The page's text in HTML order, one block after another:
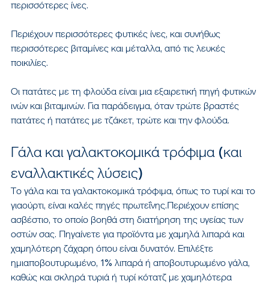
περισσότερες ίνες.
Περιέχουν περισσότερες φυτικές ίνες, και συνήθως
περισσότερες βιταμίνες και μέταλλα, από τις λευκές
ποικιλίες.
Οι πατάτες με τη φλούδα είναι μια εξαιρετική πηγή φυτικών
ινών και βιταμινών. Για παράδειγμα, όταν τρώτε βραστές
πατάτες ή πατάτες με τζάκετ, τρώτε και την φλούδα.
Γάλα και γαλακτοκομικά τρόφιμα (και
εναλλακτικές λύσεις)
Το γάλα και τα γαλακτοκομικά τρόφιμα, όπως το τυρί και το
γιαούρτι, είναι καλές πηγές πρωτεΐνης.Περιέχουν επίσης
ασβέστιο, το οποίο βοηθά στη διατήρηση της υγείας των
οστών σας. Πηγαίνετε για προϊόντα με χαμηλά λιπαρά και
χαμηλότερη ζάχαρη όπου είναι δυνατόν. Επιλέξτε
ημιαποβουτυρωμένο, 1% λιπαρά ή αποβουτυρωμένο γάλα,
καθώς και σκληρά τυριά ή τυρί κότατζ με χαμηλότερα